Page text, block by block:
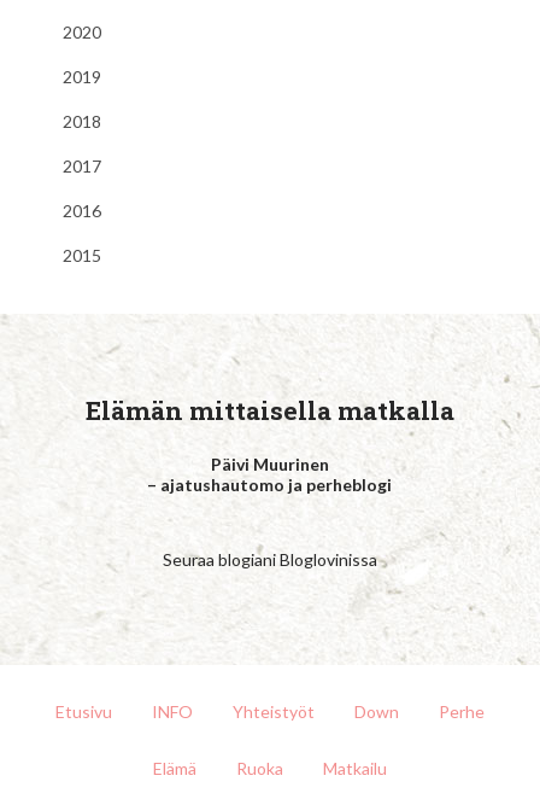
2020
2019
2018
2017
2016
2015
Elämän mittaisella matkalla
Päivi Muurinen
– ajatushautomo ja perheblogi
Seuraa blogiani Bloglovinissa
Etusivu INFO Yhteistyöt Down Perhe
Elämä Ruoka Matkailu